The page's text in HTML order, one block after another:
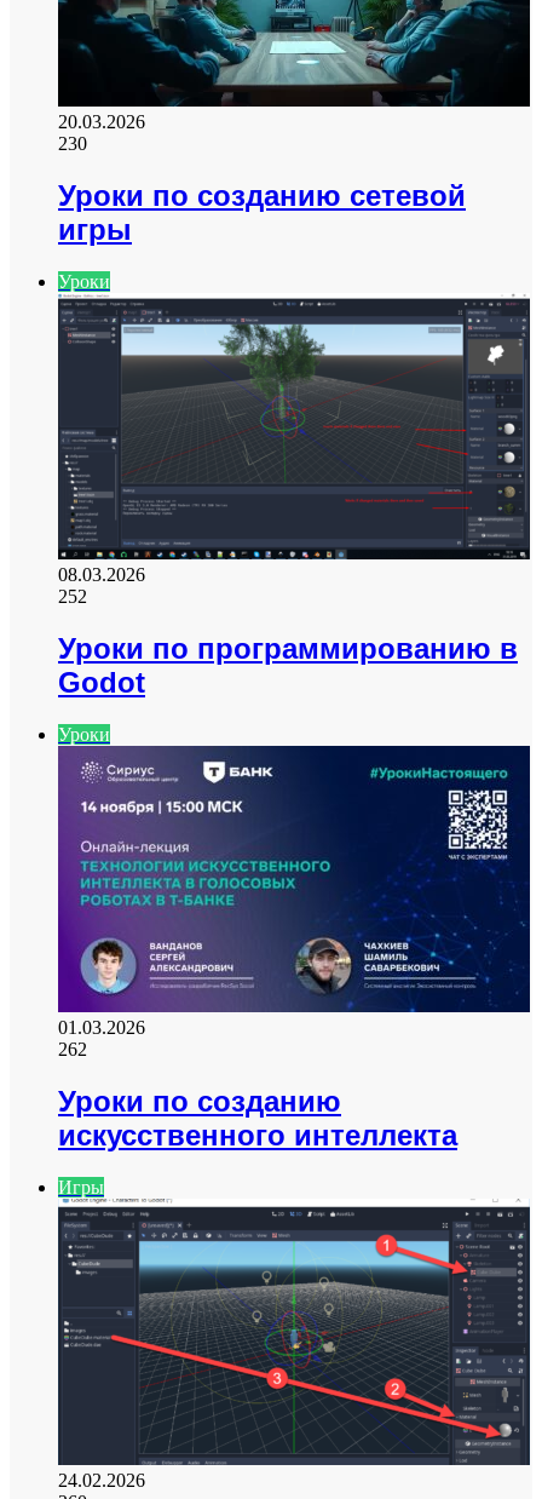
20.03.2026
230
Уроки по созданию сетевой
игры
Уроки
08.03.2026
252
Уроки по программированию в
Godot
Уроки
01.03.2026
262
Уроки по созданию
искусственного интеллекта
Игры
24.02.2026